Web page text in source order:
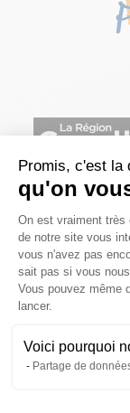
Promis, c'est la
qu'on
On est vraiment très
de notre site vous
vous n'avez pas
sait pas si vous
Vous pouvez même
lancer.
Voici pourquoi
Partage de